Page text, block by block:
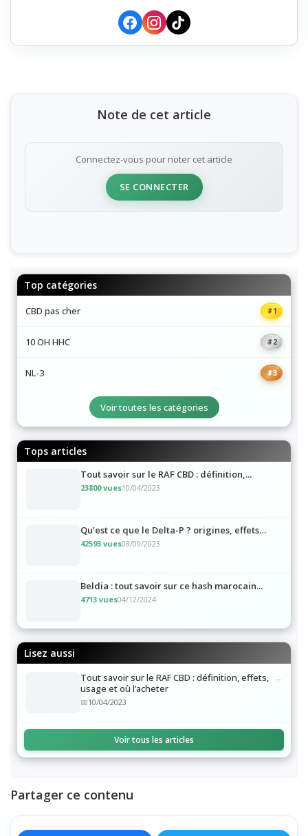
Note de cet article
Connectez-vous pour noter cet article
SE CONNECTER
Top catégories
CBD pas cher #1
10 OH HHC #2
NL-3 #3
Voir toutes les catégories
Tops articles
Tout savoir sur le RAF CBD : définition,...
23800 vues10/04/2023
Qu’est ce que le Delta-P ? origines, effets…
42593 vues08/09/2023
Beldia : tout savoir sur ce hash marocain...
4713 vues04/12/2024
Lisez aussi
Tout savoir sur le RAF CBD : définition, effets,
usage et où l’acheter
10/04/2023
Voir tous les articles
Partager ce contenu